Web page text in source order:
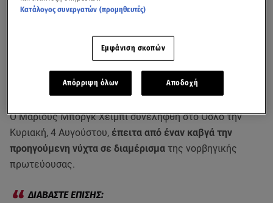
μεγαλύτερος γιος της πριγκίπισσας Μέτε-Μάριτ,
παραδέχτηκε ότι επιτέθηκε στη σύντροφό του, με μια
ανακοίνωση που δόθηκε σήμερα στη δημοσιότητα από το
νορβηγικό μέσο ενημέρωσης NRK.
Ο Μάριους Μποργκ Χέιμπι συνελήφθη στο Όσλο την
Κυριακή, 4 Αυγούστου, έπειτα από έναν καβγά την
προηγούμενη νύχτα σε διαμέρισμα της νορβηγικής
πρωτεύουσας.
Κατάλογος συνεργατών (προμηθευτές)
Εμφάνιση σκοπών
Απόρριψη όλων Αποδοχή